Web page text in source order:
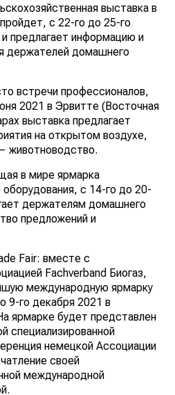
выставка в
с 22-го до 25-го
предлагает информацию и
держателей домашнего
встречи профессионалов,
2021 в Эрвитте (Восточная
выставка предлагает
на открытом воздухе,
животноводство.
в мире ярмарка
оборудования, с 14-го до 20-
держателям домашнего
предложений и
Fair: вместе с
Fachverband Биогаз,
международную ярмарку
9-го декабря 2021 в
ярмарке будет представлен
специализированной
немецкой Ассоциации
своей
международной